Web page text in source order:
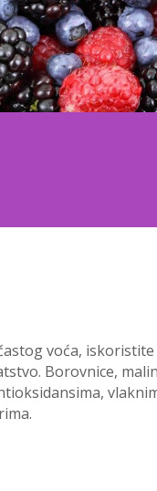
voća,
Borovnice,